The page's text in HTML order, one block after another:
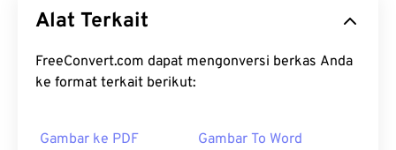
Alat Terkait
FreeConvert.com dapat mengonversi berkas Anda
ke format terkait berikut:
Gambar ke PDF Gambar To Word